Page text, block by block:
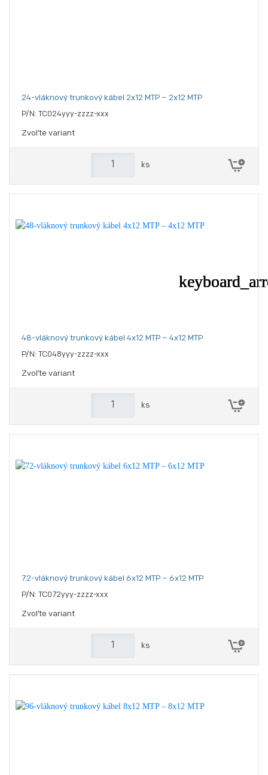
24-vláknový trunkový kábel 2x12 MTP – 2x12 MTP
P/N: TC024yyy-zzzz-xxx
Zvoľte variant
ks
48-vláknový trunkový kábel 4x12 MTP – 4x12 MTP
P/N: TC048yyy-zzzz-xxx
Zvoľte variant
ks
72-vláknový trunkový kábel 6x12 MTP – 6x12 MTP
P/N: TC072yyy-zzzz-xxx
Zvoľte variant
ks